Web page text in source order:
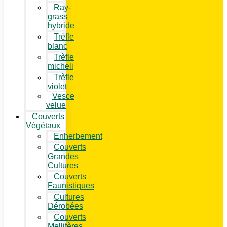
Ray-
grass
hybride
Trèfle
blanc
Trèfle
micheli
Trèfle
violet
Vesce
velue
Couverts
Végétaux
Enherbement
Couverts
Grandes
Cultures
Couverts
Faunistiques
Cultures
Dérobées
Couverts